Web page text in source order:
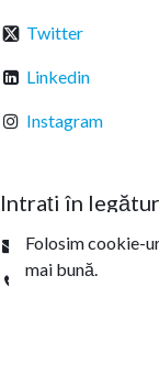
Twitter
Linkedin
Instagram
Intrați în
+40 21 457 03 22
Folosim cookie-
mai bună.